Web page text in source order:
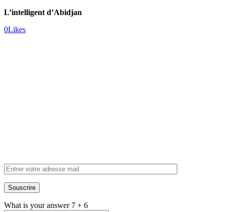
L’intelligent d’Abidjan
0Likes
What is your answer 7 + 6